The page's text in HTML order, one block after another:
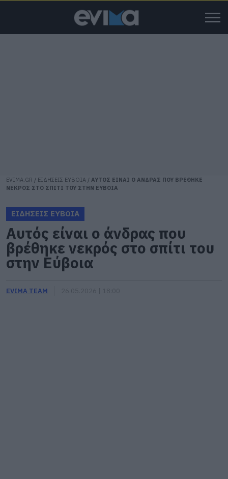
EVIMA.GR / ΕΙΔΗΣΕΙΣ ΕΥΒΟΙΑ / ΑΥΤΟΣ ΕΙΝΑΙ Ο ΑΝΔΡΑΣ ΠΟΥ ΒΡΕΘΗΚΕ
ΝΕΚΡΟΣ ΣΤΟ ΣΠΙΤΙ ΤΟΥ ΣΤΗΝ ΕΥΒΟΙΑ
ΕΙΔΗΣΕΙΣ ΕΥΒΟΙΑ
Αυτός είναι ο άνδρας που
βρέθηκε νεκρός στο σπίτι του
στην Εύβοια
EVIMA TEAM